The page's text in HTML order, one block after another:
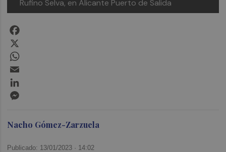
Rufino Selva, en Alicante Puerto de Salida
Nacho Gómez-Zarzuela
Publicado: 13/01/2023 · 14:02